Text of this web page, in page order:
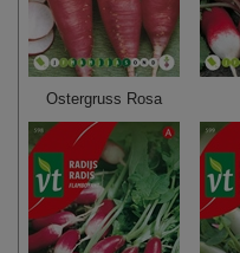
Ostergruss Rosa